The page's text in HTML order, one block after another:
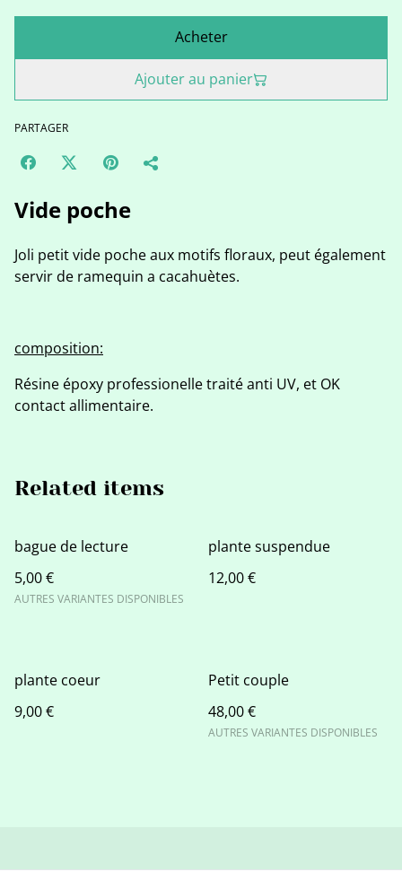
Acheter
Ajouter au panier
PARTAGER
Vide poche
Joli petit vide poche aux motifs floraux, peut également
servir de ramequin a cacahuètes.
composition:
Résine époxy professionelle traité anti UV, et OK
contact allimentaire.
Related items
bague de lecture
5,00 €
AUTRES VARIANTES DISPONIBLES
plante suspendue
12,00 €
plante coeur
9,00 €
Petit couple
48,00 €
AUTRES VARIANTES DISPONIBLES